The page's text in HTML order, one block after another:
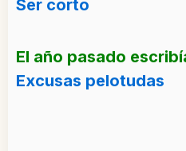
Ser corto
El año pasado
Excusas pelotudas